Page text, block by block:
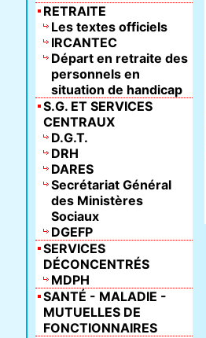
RETRAITE
Les textes officiels
IRCANTEC
Départ en retraite des
personnels en
situation de handicap
S.G. ET SERVICES
CENTRAUX
D.G.T.
DRH
DARES
Secrétariat Général
des Ministères
Sociaux
DGEFP
SERVICES
DÉCONCENTRÉS
MDPH
SANTÉ - MALADIE -
MUTUELLES DE
FONCTIONNAIRES